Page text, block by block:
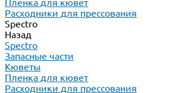
Пленка для кювет
Расходники для прессования
Spectro
Назад
Spectro
Запасные части
Кюветы
Пленка для кювет
Расходники для прессования